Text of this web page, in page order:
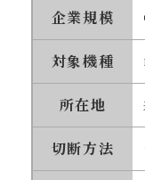
企業規模
対象機種
所在地
切断方法